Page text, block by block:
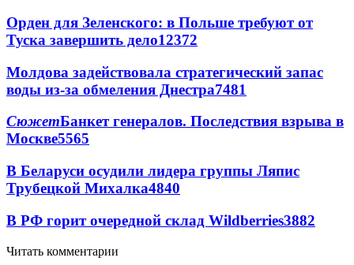
Орден для Зеленского: в Польше требуют от
Туска завершить дело12372
Молдова задействовала стратегический запас
воды из-за обмеления Днестра7481
СюжетБанкет генералов. Последствия взрыва в
Москве5565
В Беларуси осудили лидера группы Ляпис
Трубецкой Михалка4840
В РФ горит очередной склад Wildberries3882
Читать комментарии